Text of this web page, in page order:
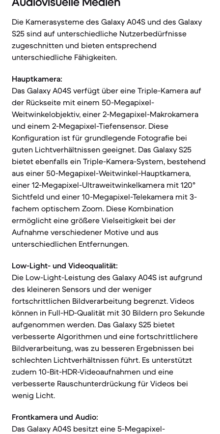
Die Kamerasysteme des Galaxy A04S und des Galaxy
S25 sind auf unterschiedliche Nutzerbedürfnisse
zugeschnitten und bieten entsprechend
unterschiedliche Fähigkeiten.
Hauptkamera:
Das Galaxy A04S verfügt über eine Triple-Kamera auf
der Rückseite mit einem 50-Megapixel-
Weitwinkelobjektiv, einer 2-Megapixel-Makrokamera
und einem 2-Megapixel-Tiefensensor. Diese
Konfiguration ist für grundlegende Fotografie bei
guten Lichtverhältnissen geeignet. Das Galaxy S25
bietet ebenfalls ein Triple-Kamera-System, bestehend
aus einer 50-Megapixel-Weitwinkel-Hauptkamera,
einer 12-Megapixel-Ultraweitwinkelkamera mit 120°
Sichtfeld und einer 10-Megapixel-Telekamera mit 3-
fachem optischem Zoom. Diese Kombination
ermöglicht eine größere Vielseitigkeit bei der
Aufnahme verschiedener Motive und aus
unterschiedlichen Entfernungen.
Low-Light- und Videoqualität:
Die Low-Light-Leistung des Galaxy A04S ist aufgrund
des kleineren Sensors und der weniger
fortschrittlichen Bildverarbeitung begrenzt. Videos
können in Full-HD-Qualität mit 30 Bildern pro Sekunde
aufgenommen werden. Das Galaxy S25 bietet
verbesserte Algorithmen und eine fortschrittlichere
Bildverarbeitung, was zu besseren Ergebnissen bei
schlechten Lichtverhältnissen führt. Es unterstützt
zudem 10-Bit-HDR-Videoaufnahmen und eine
verbesserte Rauschunterdrückung für Videos bei
wenig Licht.
Frontkamera und Audio:
Das Galaxy A04S besitzt eine 5-Megapixel-